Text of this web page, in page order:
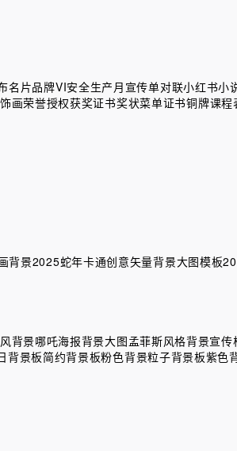
名片品牌VI安全生产月 宣传单对联小红书小
画荣誉授权获奖证书奖状菜单证书铜牌课程
背景2025蛇年卡通创意矢量背景大图模板
背景哪吒海报背景大图孟菲斯风格背景宣传
背景板简约背景板粉色背景粒子背景板紫色